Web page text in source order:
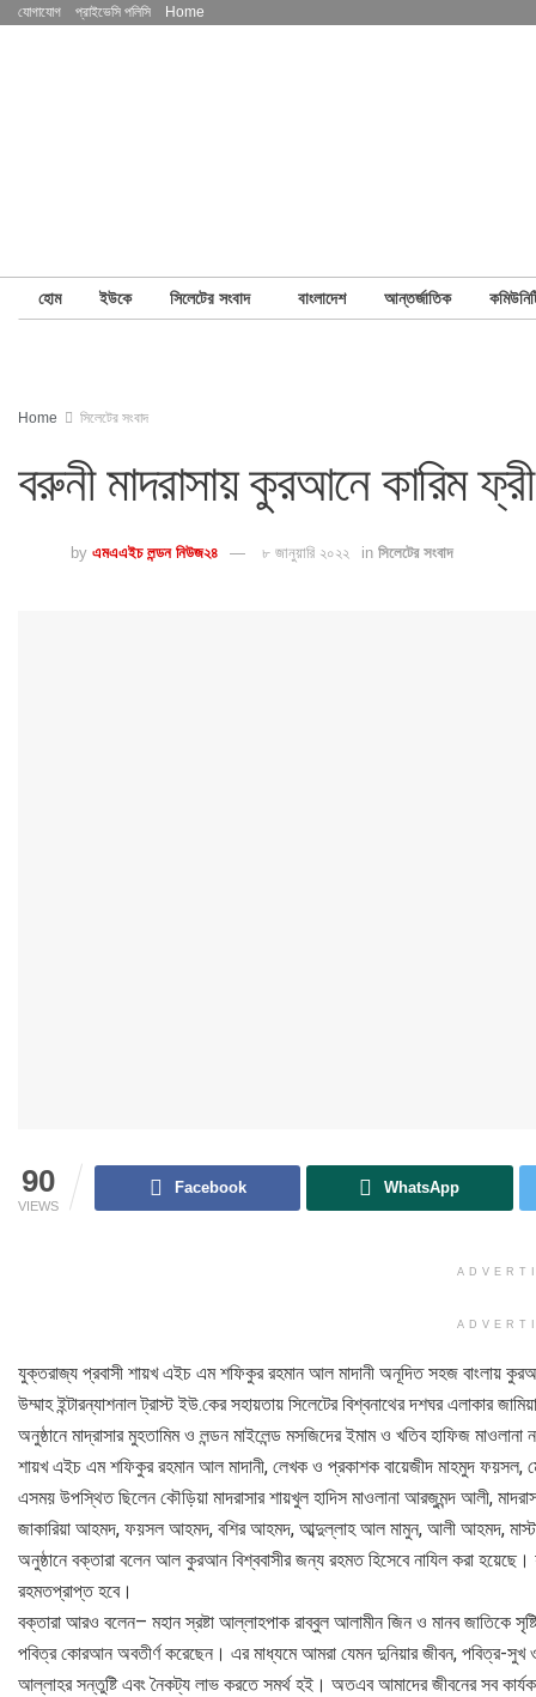
যোগাযোগ প্রাইভেসি পলিসি Home
হোম ইউকে সিলেটের সংবাদ বাংলাদেশ আন্তর্জাতিক
Home সিলেটের সংবাদ
বরুনী মাদরাসায় কুরআনে কারিম
by এমএএইচ লন্ডন নিউজ২৪ ৮ জানুয়ারি ২০২২ in সিলেটের সংবাদ
90
VIEWS
Facebook WhatsApp
যুক্তরাজ্য প্রবাসী শায়খ এইচ এম শফিকুর রহমান আল মাদানী অনূদিত সহজ বাংলায়
উম্মাহ ইন্টারন্যাশনাল ট্রাস্ট ইউ.কের সহায়তায় সিলেটের বিশ্বনাথের দশঘর এলাকার
অনুষ্ঠানে মাদ্রাসার মুহতামিম ও লন্ডন মাইলেন্ড মসজিদের ইমাম ও খতিব হাফিজ
শায়খ এইচ এম শফিকুর রহমান আল মাদানী, লেখক ও প্রকাশক বায়েজীদ মাহমুদ ফয়সল,
এসময় উপস্থিত ছিলেন কৌড়িয়া মাদরাসার শায়খুল হাদিস মাওলানা আরজুমন্দ আলী,
জাকারিয়া আহমদ, ফয়সল আহমদ, বশির আহমদ, আব্দুল্লাহ আল মামুন, আলী আহমদ,
অনুষ্ঠানে বক্তারা বলেন আল কুরআন বিশ্ববাসীর জন্য রহমত হিসেবে নাযিল করা
রহমতপ্রাপ্ত হবে।
বক্তারা আরও বলেন– মহান স্রষ্টা আল্লাহপাক রাব্বুল আলামীন জিন ও মানব জাতিকে
পবিত্র কোরআন অবতীর্ণ করেছেন। এর মাধ্যমে আমরা যেমন দুনিয়ার জীবন, পবিত্র-সুখ
আল্লাহর সন্তুষ্টি এবং নৈকট্য লাভ করতে সমর্থ হই। অতএব আমাদের জীবনের সব